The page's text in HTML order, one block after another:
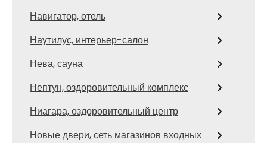
Навигатор, отель
Наутилус, интерьер-салон
Нева, сауна
Нептун, оздоровительный комплекс
Ниагара, оздоровительный центр
Новые двери, сеть магазинов входных